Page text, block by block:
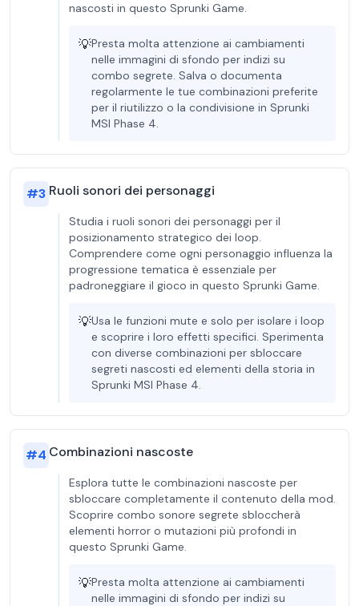
nascosti in questo Sprunki Game.
💡Presta molta attenzione ai cambiamenti
nelle immagini di sfondo per indizi su
combo segrete. Salva o documenta
regolarmente le tue combinazioni preferite
per il riutilizzo o la condivisione in Sprunki
MSI Phase 4.
#3 Ruoli sonori dei personaggi
Studia i ruoli sonori dei personaggi per il
posizionamento strategico dei loop.
Comprendere come ogni personaggio influenza la
progressione tematica è essenziale per
padroneggiare il gioco in questo Sprunki Game.
💡Usa le funzioni mute e solo per isolare i loop
e scoprire i loro effetti specifici. Sperimenta
con diverse combinazioni per sbloccare
segreti nascosti ed elementi della storia in
Sprunki MSI Phase 4.
#4 Combinazioni nascoste
Esplora tutte le combinazioni nascoste per
sbloccare completamente il contenuto della mod.
Scoprire combo sonore segrete sbloccherà
elementi horror o mutazioni più profondi in
questo Sprunki Game.
💡Presta molta attenzione ai cambiamenti
nelle immagini di sfondo per indizi su